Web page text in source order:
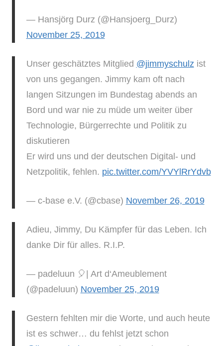
— Hansjörg Durz (@Hansjoerg_Durz)
November 25, 2019
Unser geschätztes Mitglied @jimmyschulz ist
von uns gegangen. Jimmy kam oft nach
langen Sitzungen im Bundestag abends an
Bord und war nie zu müde um weiter über
Technologie, Bürgerrechte und Politik zu
diskutieren
Er wird uns und der deutschen Digital- und
Netzpolitik, fehlen. pic.twitter.com/YVYlRrYdvb
— c-base e.V. (@cbase) November 26, 2019
Adieu, Jimmy, Du Kämpfer für das Leben. Ich
danke Dir für alles. R.I.P.
— padeluun 🎈| Art d‘Ameublement
(@padeluun) November 25, 2019
Gestern fehlten mir die Worte, und auch heute
ist es schwer… du fehlst jetzt schon